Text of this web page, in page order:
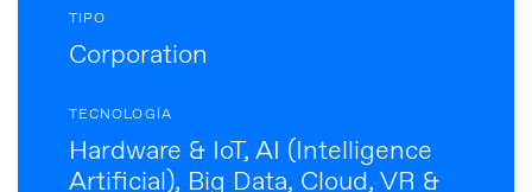
TIPO
Corporation
TECNOLOGÍA
Hardware & IoT, AI (Intelligence
Artificial), Big Data, Cloud, VR &